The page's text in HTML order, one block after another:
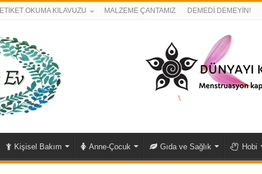
ETİKET OKUMA KILAVUZU MALZEME ÇANTAMIZ DEMEDİ DEMEYİN!
Kişisel Bakım Anne-Çocuk Gıda ve Sağlık Hobi